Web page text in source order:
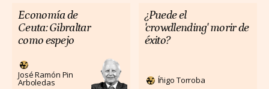
Economía de
Ceuta: Gibraltar
como espejo
José Ramón Pin
Arboledas
¿Puede el
'crowdlending' morir de
éxito?
Íñigo Torroba